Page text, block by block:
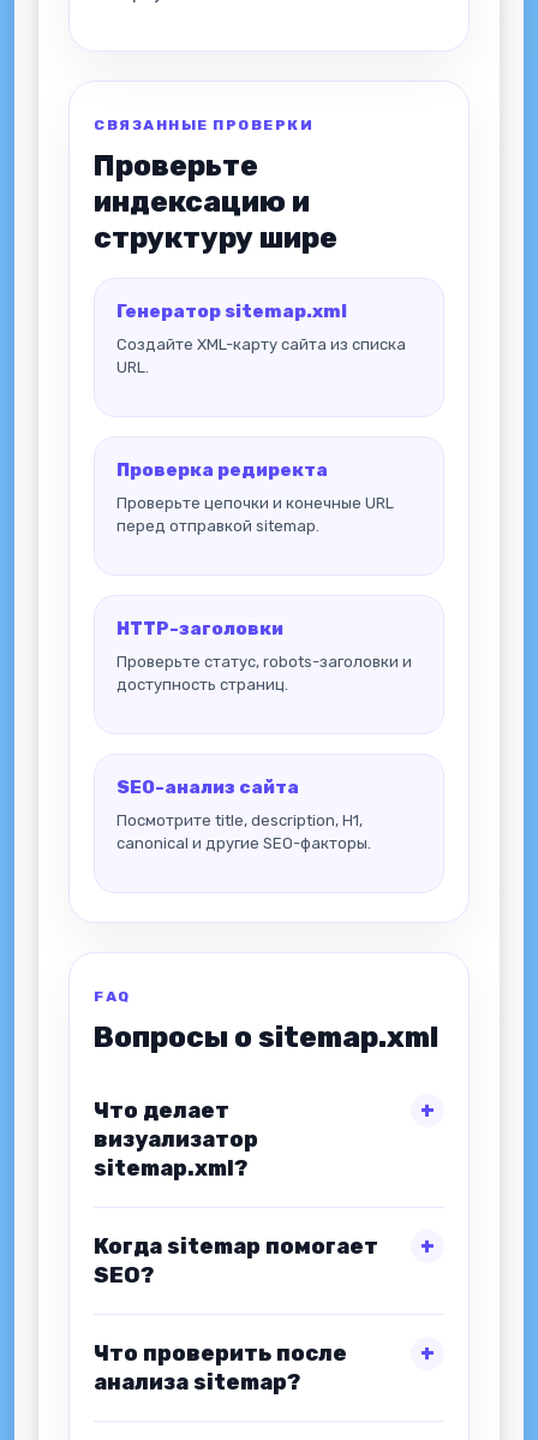
СВЯЗАННЫЕ ПРОВЕРКИ
Проверьте
индексацию и
структуру шире
Генератор sitemap.xml
Создайте XML-карту сайта из списка
URL.
Проверка редиректа
Проверьте цепочки и конечные URL
перед отправкой sitemap.
HTTP-заголовки
Проверьте статус, robots-заголовки и
доступность страниц.
SEO-анализ сайта
Посмотрите title, description, H1,
canonical и другие SEO-факторы.
FAQ
Вопросы о sitemap.xml
Что делает
визуализатор
sitemap.xml?
Когда sitemap помогает
SEO?
Что проверить после
анализа sitemap?